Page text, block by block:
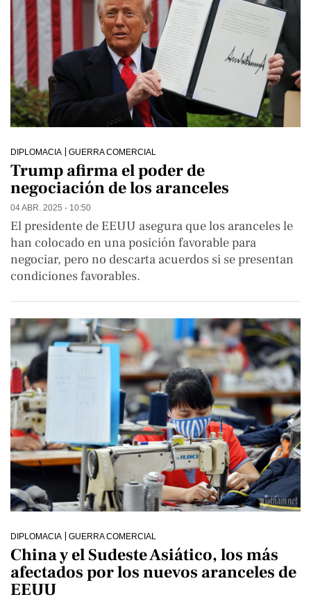
DIPLOMACIA GUERRA COMERCIAL
Trump afirma el poder de
negociación de los aranceles
04 ABR. 2025 - 10:50
El presidente de EEUU asegura que los aranceles le
han colocado en una posición favorable para
negociar, pero no descarta acuerdos si se presentan
condiciones favorables.
DIPLOMACIA GUERRA COMERCIAL
China y el Sudeste Asiático, los más
afectados por los nuevos aranceles de
EEUU